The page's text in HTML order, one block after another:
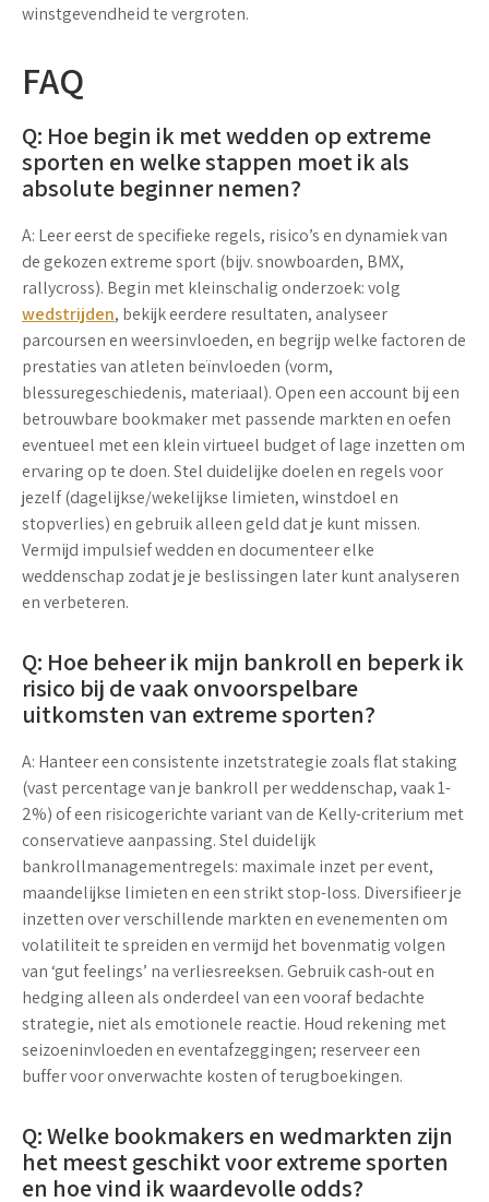
winstgevendheid te vergroten.
FAQ
Q: Hoe begin ik met wedden op extreme
sporten en welke stappen moet ik als
absolute beginner nemen?
A: Leer eerst de specifieke regels, risico’s en dynamiek van
de gekozen extreme sport (bijv. snowboarden, BMX,
rallycross). Begin met kleinschalig onderzoek: volg
wedstrijden, bekijk eerdere resultaten, analyseer
parcoursen en weersinvloeden, en begrijp welke factoren de
prestaties van atleten beïnvloeden (vorm,
blessuregeschiedenis, materiaal). Open een account bij een
betrouwbare bookmaker met passende markten en oefen
eventueel met een klein virtueel budget of lage inzetten om
ervaring op te doen. Stel duidelijke doelen en regels voor
jezelf (dagelijkse/wekelijkse limieten, winstdoel en
stopverlies) en gebruik alleen geld dat je kunt missen.
Vermijd impulsief wedden en documenteer elke
weddenschap zodat je je beslissingen later kunt analyseren
en verbeteren.
Q: Hoe beheer ik mijn bankroll en beperk ik
risico bij de vaak onvoorspelbare
uitkomsten van extreme sporten?
A: Hanteer een consistente inzetstrategie zoals flat staking
(vast percentage van je bankroll per weddenschap, vaak 1-
2%) of een risicogerichte variant van de Kelly-criterium met
conservatieve aanpassing. Stel duidelijk
bankrollmanagementregels: maximale inzet per event,
maandelijkse limieten en een strikt stop-loss. Diversifieer je
inzetten over verschillende markten en evenementen om
volatiliteit te spreiden en vermijd het bovenmatig volgen
van ‘gut feelings’ na verliesreeksen. Gebruik cash-out en
hedging alleen als onderdeel van een vooraf bedachte
strategie, niet als emotionele reactie. Houd rekening met
seizoeninvloeden en eventafzeggingen; reserveer een
buffer voor onverwachte kosten of terugboekingen.
Q: Welke bookmakers en wedmarkten zijn
het meest geschikt voor extreme sporten
en hoe vind ik waardevolle odds?